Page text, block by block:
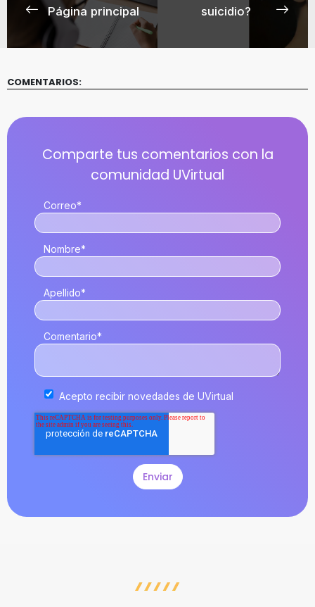
Página principal
suicidio?
COMENTARIOS:
Correo*
Nombre*
Apellido*
Comentario*
Acepto recibir novedades de UVirtual